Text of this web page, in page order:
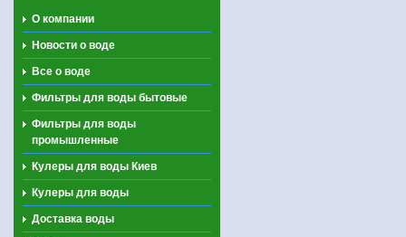
О компании
Новости о воде
Все о воде
Фильтры для воды бытовые
Фильтры для воды
промышленные
Кулеры для воды Киев
Кулеры для воды
Доставка воды